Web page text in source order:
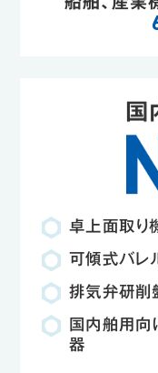
卓上面取り
可傾式バレ
排気弁研削
国内舶用向
器